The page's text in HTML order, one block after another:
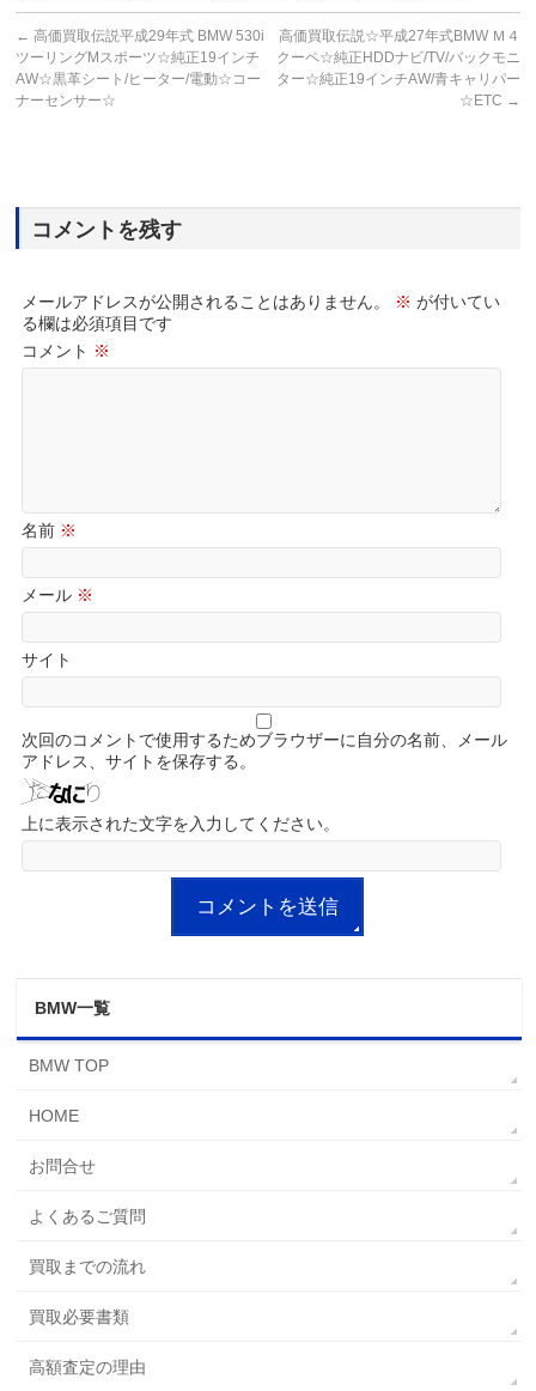
← 高価買取伝説平成29年式 BMW 530i
ツーリングMスポーツ☆純正19インチ
AW☆黒革シート/ヒーター/電動☆コー
ナーセンサー☆
高価買取伝説☆平成27年式BMW Ｍ４
クーペ☆純正HDDナビ/TV/バックモニ
ター☆純正19インチAW/青キャリパー
☆ETC →
コメントを残す
メールアドレスが公開されることはありません。 ※ が付いてい
る欄は必須項目です
コメント ※
名前 ※
メール ※
サイト
次回のコメントで使用するためブラウザーに自分の名前、メール
アドレス、サイトを保存する。
上に表示された文字を入力してください。
BMW一覧
BMW TOP
HOME
お問合せ
よくあるご質問
買取までの流れ
買取必要書類
高額査定の理由